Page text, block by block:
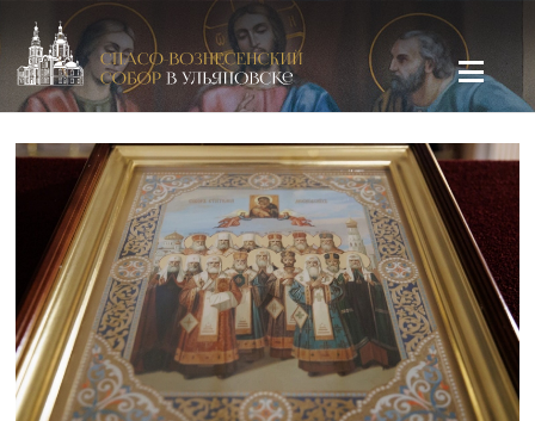
Спасо-Вознесенский кафедральный собор в Ульяновске